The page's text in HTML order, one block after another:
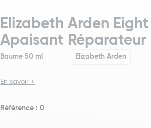
Elizabeth Arden
Apaisant Réparateur
Baume 50 ml Elizabeth Arden
En savoir +
Référence : 0